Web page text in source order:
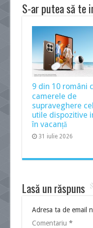
S-ar putea să te
9 din 10 români
camerele de
supraveghere
utile dispozitive
în vacanță
31 iulie 2026
Lasă un răspuns
Adresa ta de email
Comentariu *